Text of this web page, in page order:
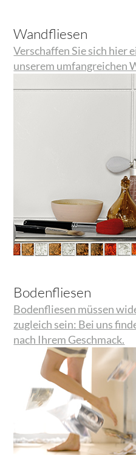
Wandfliesen
Verschaffen Sie sich hier
unserem umfangreichen
Bodenfliesen
Bodenfliesen müssen
zugleich sein: Bei uns
nach Ihrem Geschmack.